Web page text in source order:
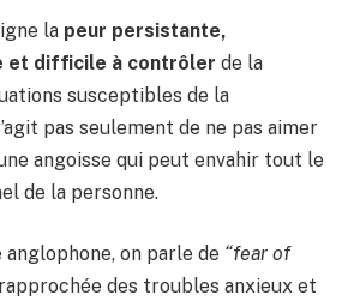
la peur persistante,
et difficile à contrôler de la
susceptibles de la
pas seulement de ne pas aimer
angoisse qui peut envahir tout le
de la personne.
on parle de “fear of
des troubles anxieux et